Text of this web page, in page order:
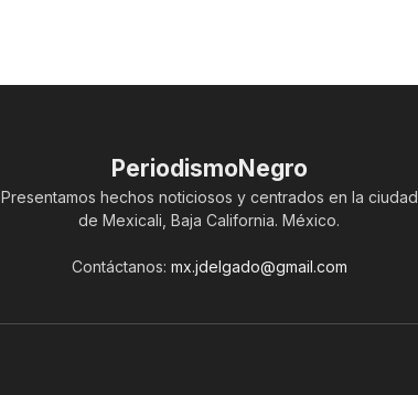
PeriodismoNegro
Presentamos hechos noticiosos y centrados en la ciudad
de Mexicali, Baja California. México.
Contáctanos: mx.jdelgado@gmail.com